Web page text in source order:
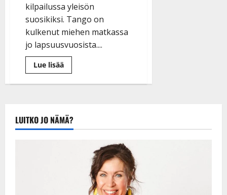
kilpailussa yleisön
suosikiksi. Tango on
kulkenut miehen matkassa
jo lapsuusvuosista....
Lue lisääLue
lisää
Tino
orkesterin
kanssa
LUITKO JO NÄMÄ?